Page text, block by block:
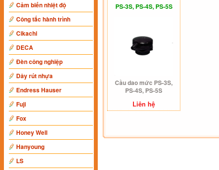
Cảm biến nhiệt độ
Công tắc hành trình
Cikachi
DECA
Đèn công nghiệp
Dây rút nhựa
Endress Hauser
Fuji
Fox
Honey Well
Hanyoung
LS
PS-3S, PS-4S, PS-5S
Cầu dao mức PS-3S,
PS-4S, PS-5S
Liên hệ